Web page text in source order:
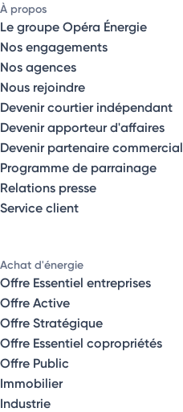
À propos
Le groupe Opéra Énergie
Nos engagements
Nos agences
Nous rejoindre
Devenir courtier indépendant
Devenir apporteur d'affaires
Devenir partenaire commercial
Programme de parrainage
Relations presse
Service client
Achat d'énergie
Offre Essentiel entreprises
Offre Active
Offre Stratégique
Offre Essentiel copropriétés
Offre Public
Immobilier
Industrie